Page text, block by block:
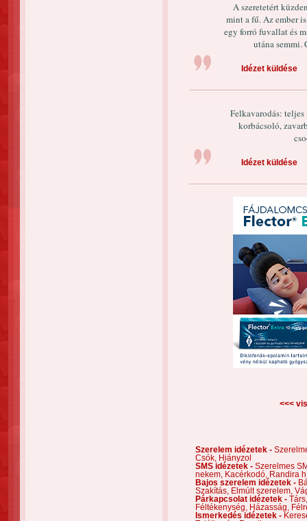
A szeretetért
mint a fű. Az ember
egy forró fuvallat és
utána semmi.
Idézet küldése
Felkavarodás:
korbácsoló,
Idézet küldése
<<<
Szerelem idézetek -
Csók,
Hiányzol
SMS idézetek - Szerelmes
nekem,
Kacérkodó,
Randira
Bajos szerelem idézetek -
Szakítás,
Elmúlt szerelem,
Párkapcsolat idézetek -
Féltékenység,
Házasság,
Ismerkedés idézetek -